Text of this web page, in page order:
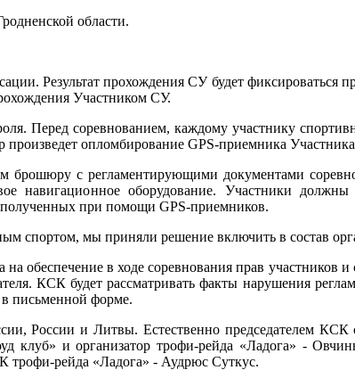
области.
Результат прохождения СУ будет фиксироваться
Участником СУ.
Перед соревнованием, каждому участнику
опломбирование GPS-приемника
брошюру с регламентирующими документами
навигационное оборудование. Участники должны
полученных при помощи GPS-приемников.
спортом, мы приняли решение включить в состав
обеспечение в ходе соревнования прав участников
КСК будет рассматривать факты нарушения
в письменной форме.
России и Литвы. Естественно председателем КСК
клуб» и организатор трофи-рейда «Ладога» -
трофи-рейда «Ладога» - Аудрюс Суткус.